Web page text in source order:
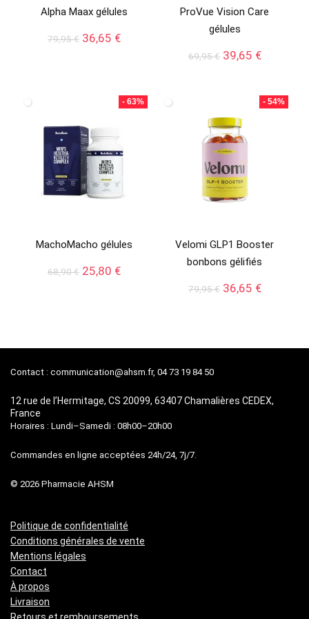
Alpha Maax gélules
79,95€ Le
79,95 €.
36,65 €Le
36,65 €.
ProVue Vision Care
gélules
69,95€ Le
69,95 €.
39,65 €Le
est :
39,65 €.
- 63%
MachoMacho gélules
68,90€ Le
25,80 €Le
- 54%
Velomi GLP1 Booster
bonbons gélifiés
79,95€ Le
36,65 €Le
Contact : communication@ahsm.fr, 04 73 19 84 50
12 rue de l’Hermitage, CS 20099, 63407 Chamalières CEDEX,
France
Horaires : Lundi–Samedi : 08h00–20h00
Commandes en ligne acceptées 24h/24, 7j/7.
© 2026 Pharmacie AHSM
Politique de confidentialité
Conditions générales de vente
Mentions légales
Contact
À propos
Livraison